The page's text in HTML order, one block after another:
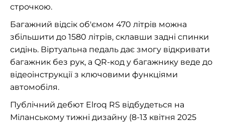
строчкою.
Багажний відсік об'ємом 470 літрів можна
збільшити до 1580 літрів, склавши задні спинки
сидінь. Віртуальна педаль дає змогу відкривати
багажник без рук, а QR-код у багажнику веде до
відеоінструкції з ключовими функціями
автомобіля.
Публічний дебют Elroq RS відбудеться на
Міланському тижні дизайну (8-13 квітня 2025